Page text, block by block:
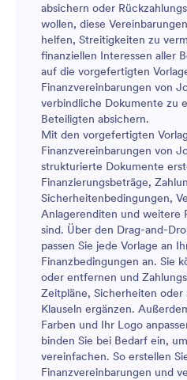
absichern oder
wollen, diese
helfen, Streitigkeiten zu
finanziellen Interessen aller
auf die vorgefertigten
Finanzvereinbarungen von
verbindliche Dokumente zu
Beteiligten absichern.
Mit den vorgefertigten
Finanzvereinbarungen von
strukturierte Dokumente
Finanzierungsbeträge,
Sicherheitenbedingungen,
Anlagerenditen und weitere
sind. Über den Drag-and-
passen Sie jede Vorlage an
Finanzbedingungen an. Sie
oder entfernen und
Zeitpläne, Sicherheiten
Klauseln ergänzen.
Farben und Ihr Logo
binden Sie bei Bedarf ein,
vereinfachen. So erstellen
Finanzvereinbarungen und